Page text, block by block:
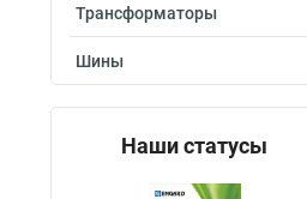
Трансформаторы
Шины
Наши статусы